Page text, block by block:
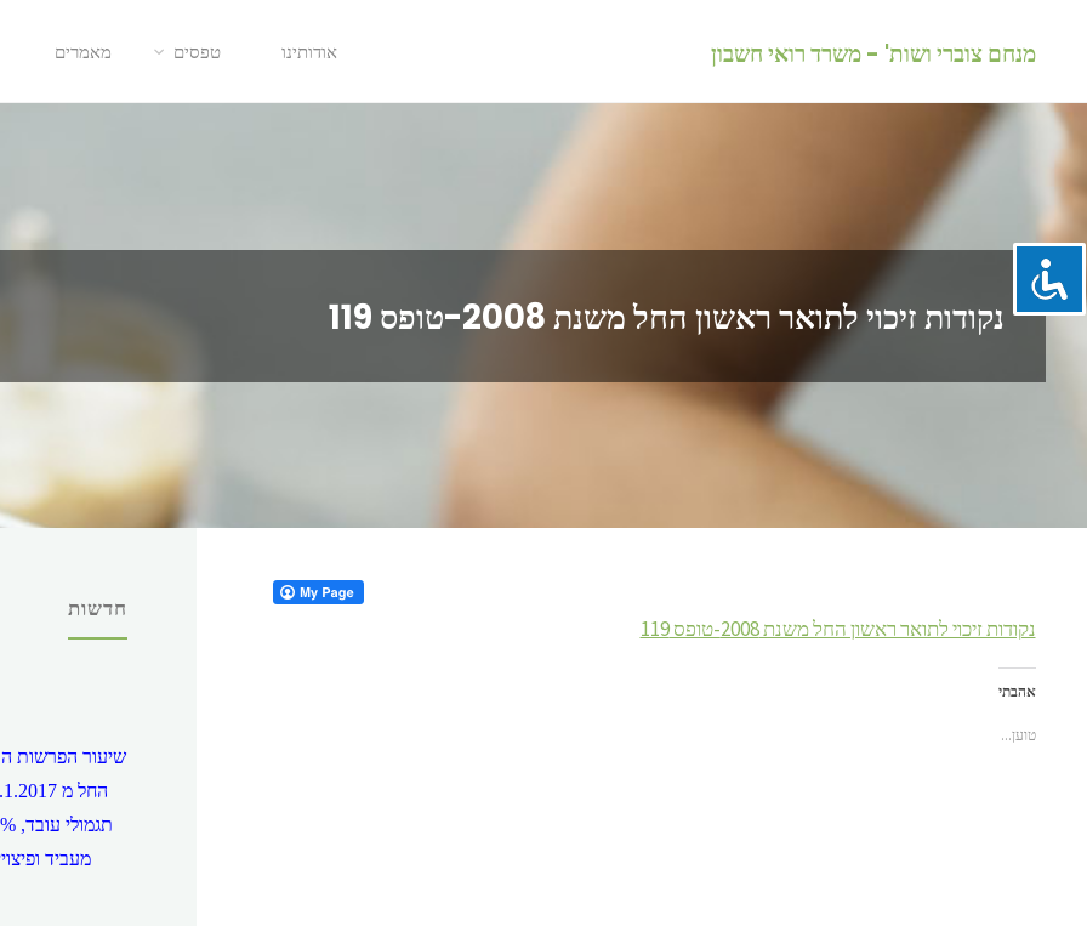
מנחם צוברי ושות' - משרד רואי חשבון אודותינו טפסים מאמרים
נקודות זיכוי לתואר ראשון החל משנת 2008-טופס 119
נקודות זיכוי לתואר ראשון החל משנת 2008-טופס 119
אהבתי
טוען...
חדשות
שיעור הפרשות
מעביד ופיצויים